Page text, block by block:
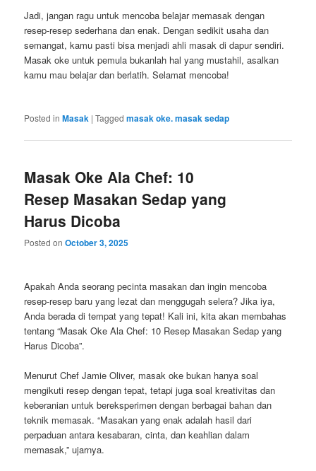
Jadi, jangan ragu untuk mencoba belajar memasak dengan
resep-resep sederhana dan enak. Dengan sedikit usaha dan
semangat, kamu pasti bisa menjadi ahli masak di dapur sendiri.
Masak oke untuk pemula bukanlah hal yang mustahil, asalkan
kamu mau belajar dan berlatih. Selamat mencoba!
Posted in Masak |Tagged masak oke. masak sedap
Masak Oke Ala Chef: 10
Resep Masakan Sedap yang
Harus Dicoba
Posted onOctober 3, 2025
Apakah Anda seorang pecinta masakan dan ingin mencoba
resep-resep baru yang lezat dan menggugah selera? Jika iya,
Anda berada di tempat yang tepat! Kali ini, kita akan membahas
tentang “Masak Oke Ala Chef: 10 Resep Masakan Sedap yang
Harus Dicoba”.
Menurut Chef Jamie Oliver, masak oke bukan hanya soal
mengikuti resep dengan tepat, tetapi juga soal kreativitas dan
keberanian untuk bereksperimen dengan berbagai bahan dan
teknik memasak. “Masakan yang enak adalah hasil dari
perpaduan antara kesabaran, cinta, dan keahlian dalam
memasak,” ujarnya.